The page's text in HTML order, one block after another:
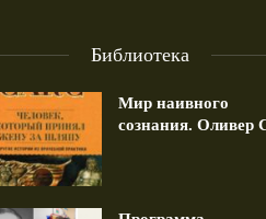
Библиотека
Мир наивного
сознания. Оливер